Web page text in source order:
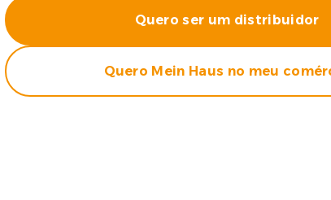
Quero ser um distribuidor
Quero Mein Haus no meu